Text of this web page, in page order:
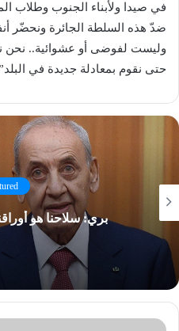
في صيدا ولأبناء الجنوب وطلاب
ضدّ هذه السلطة الجائرة ونحضّر
وليست لفوضى أو عشوائية.. نحن
حتى نقوم بمعادلة جديدة في
بري: سلاحنا هو